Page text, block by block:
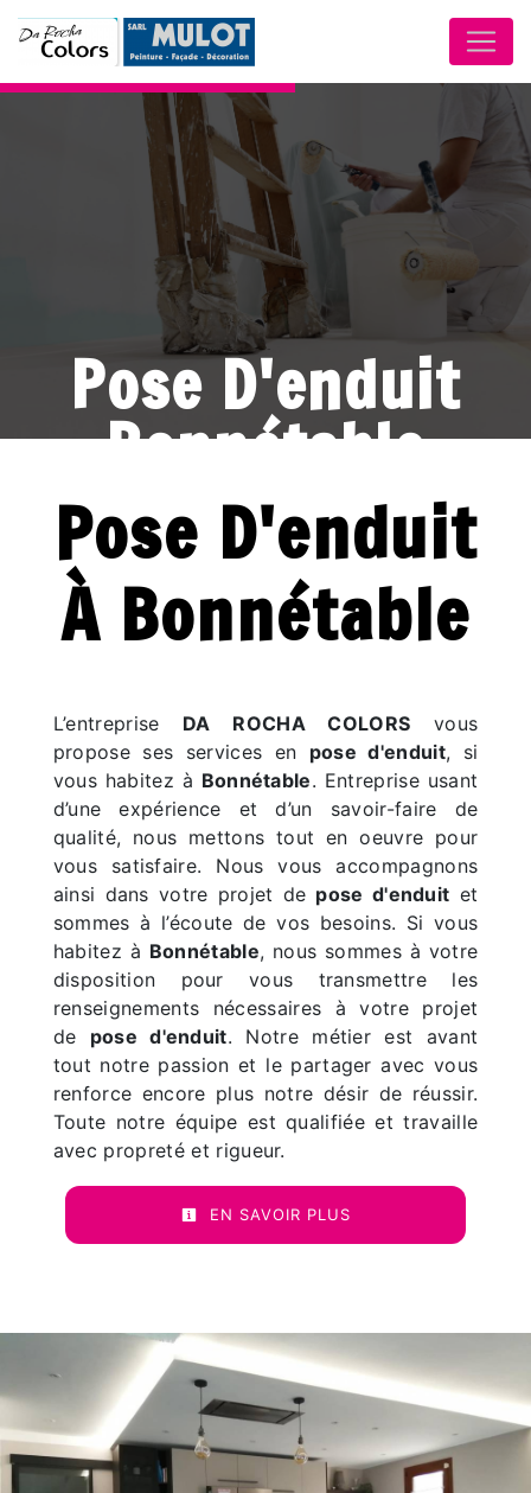
Panneau de gestion des cookies
Pose D'enduit
Bonnétable
Pose D'enduit
À Bonnétable
L’entreprise DA ROCHA COLORS vous
propose ses services en pose d'enduit, si
vous habitez à Bonnétable. Entreprise usant
d’une expérience et d’un savoir-faire de
qualité, nous mettons tout en oeuvre pour
vous satisfaire. Nous vous accompagnons
ainsi dans votre projet de pose d'enduit et
sommes à l’écoute de vos besoins. Si vous
habitez à Bonnétable, nous sommes à votre
disposition pour vous transmettre les
renseignements nécessaires à votre projet
de pose d'enduit. Notre métier est avant
tout notre passion et le partager avec vous
renforce encore plus notre désir de réussir.
Toute notre équipe est qualifiée et travaille
avec propreté et rigueur.
EN SAVOIR PLUS